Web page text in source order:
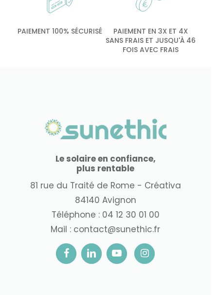
PAIEMENT 100% SÉCURISÉ
PAIEMENT EN 3X ET 4X
SANS FRAIS ET JUSQU'À 46
FOIS AVEC FRAIS
Le solaire en confiance,
plus rentable
81 rue du Traité de Rome - Créativa
84140 Avignon
Téléphone : 04 12 30 01 00
Mail : contact@sunethic.fr